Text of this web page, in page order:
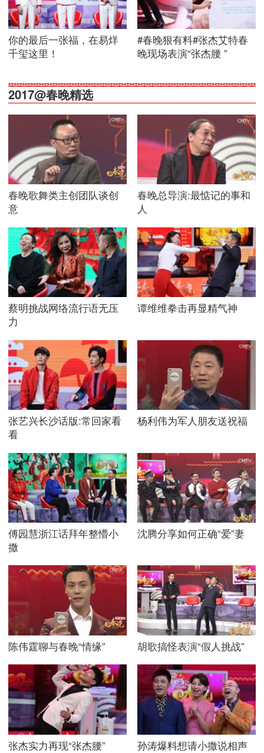
你的最后一张福，在易烊
千玺这里！
#春晚狠有料#张杰艾特春
晚现场表演“张杰腰 ”
2017@春晚精选
春晚歌舞类主创团队谈创
意
春晚总导演:最惦记的事和
人
蔡明挑战网络流行语无压
力
谭维维拳击再显精气神
张艺兴长沙话版:常回家看
看
杨利伟为军人朋友送祝福
傅园慧浙江话拜年整懵小
撒
沈腾分享如何正确“爱”妻
陈伟霆聊与春晚“情缘” 胡歌搞怪表演“假人挑战”
张杰实力再现“张杰腰” 孙涛爆料想请小撒说相声